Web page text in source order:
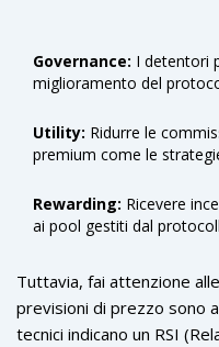
Governance: I detentori
miglioramento del
Utility: Ridurre le
premium come le
Rewarding: Ricevere
ai pool gestiti dal
Tuttavia, fai attenzione
previsioni di prezzo sono
tecnici indicano un RSI